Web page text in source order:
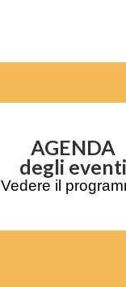
AGENDA
degli eventi
Vedere il